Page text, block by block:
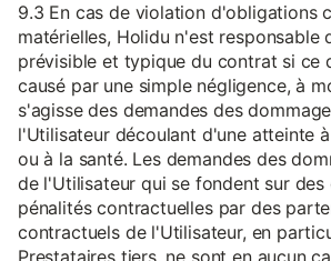
9.3 En cas de violation d'obligations
matérielles, Holidu n'est responsable
prévisible et typique du contrat si ce
causé par une simple négligence, à
s'agisse des demandes des
l'Utilisateur découlant d'une atteinte
ou à la santé. Les demandes des
de l'Utilisateur qui se fondent sur des
pénalités contractuelles par des
contractuels de l'Utilisateur, en